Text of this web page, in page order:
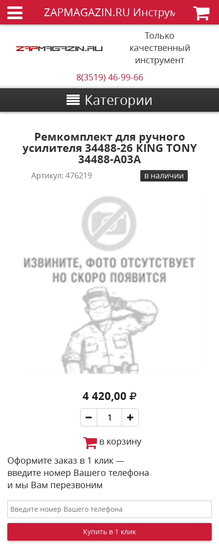
ZAPMAGAZIN.RU Инструменты
Только
качественный
инструмент
8(3519) 46-99-66
Категории
Ремкомплект для ручного
усилителя 34488-26 KING TONY
34488-A03A
Артикул:476219 в наличии
4 420,00
в корзину
Оформите заказ в 1 клик —
введите номер Вашего телефона
и мы Вам перезвоним